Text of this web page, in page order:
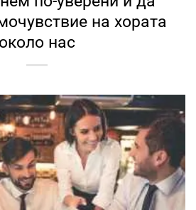
на хората
около нас